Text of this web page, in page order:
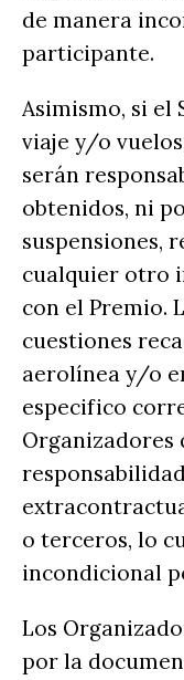
de manera
participante.
Asimismo, si el
viaje y/o
serán
obtenidos, ni
suspensiones,
cualquier otro
con el Premio.
cuestiones
aerolínea y/o
especifico
Organizadores
o terceros, lo
incondicional
Los
por la